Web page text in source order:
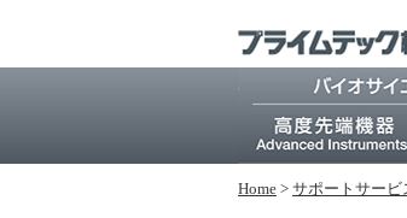
Home > サポートサービ